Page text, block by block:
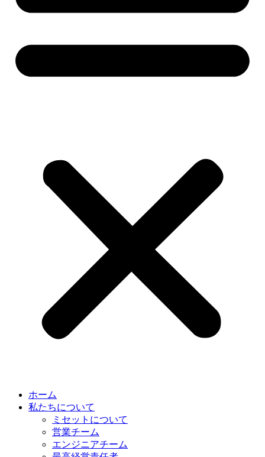
ホーム
私たちについて
ミセットについて
営業チーム
エンジニアチーム